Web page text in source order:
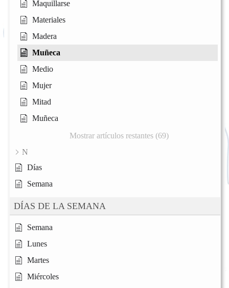
Maquillarse
Materiales
Madera
Muñeca
Medio
Mujer
Mitad
Muñeca
Mostrar artículos restantes (69)
N
Días
Semana
DÍAS DE LA SEMANA
Semana
Lunes
Martes
Miércoles